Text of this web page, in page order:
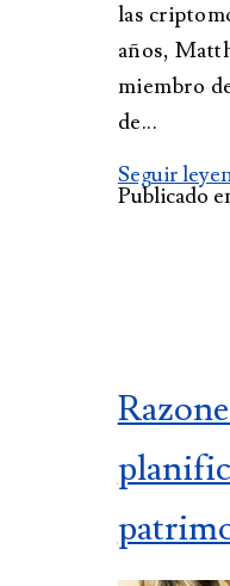
las
años,
miembro
de...
Seguir
Publicado